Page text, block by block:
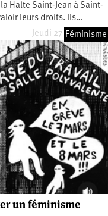
Halte Saint-Jean à Saint-
leurs droits. Ils…
Jeudi 27 juillet 2023
Féminisme
un féminisme